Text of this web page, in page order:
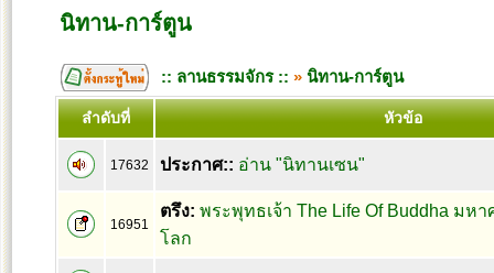
นิทาน-การ์ตูน
:: ลานธรรมจักร :: » นิทาน-การ์ตูน
ลำดับที่ หัวข้อ
17632 ประกาศ:: อ่าน "นิทานเซน"
16951
ตรึง: พระพุทธเจ้า The Life Of Buddha มห
โลก